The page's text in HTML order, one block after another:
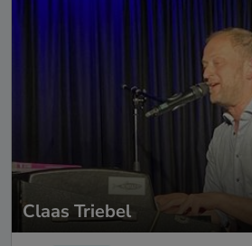
Claas Triebel